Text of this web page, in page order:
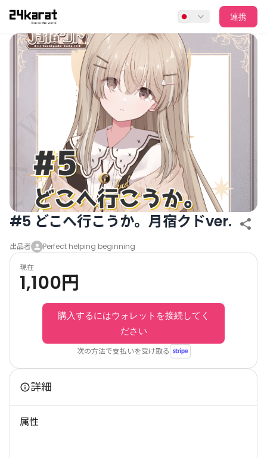
#5 どこへ行こうか。月宿クドver.
連携
#5 どこへ行こうか。月宿クドver.
出品者 Perfect helping beginning
現在
1,100円
購入するにはウォレットを接続してく
ださい
次の方法で支払いを受け取る
詳細
属性